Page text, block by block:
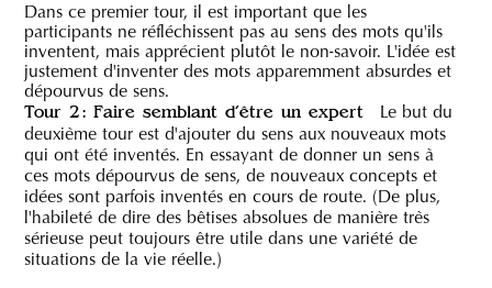
Dans ce premier tour, il est important que les
participants ne réfléchissent pas au sens des mots qu'ils
inventent, mais apprécient plutôt le non-savoir. L'idée est
justement d'inventer des mots apparemment absurdes et
dépourvus de sens.
Tour 2 : Faire semblant d'être un expert
Le but du
deuxième tour est d'ajouter du sens aux nouveaux mots
qui ont été inventés. En essayant de donner un sens à
ces mots dépourvus de sens, de nouveaux concepts et
idées sont parfois inventés en cours de route. (De plus,
l'habileté de dire des bêtises absolues de manière très
sérieuse peut toujours être utile dans une variété de
situations de la vie réelle.)